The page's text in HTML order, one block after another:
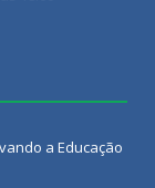
a Educação